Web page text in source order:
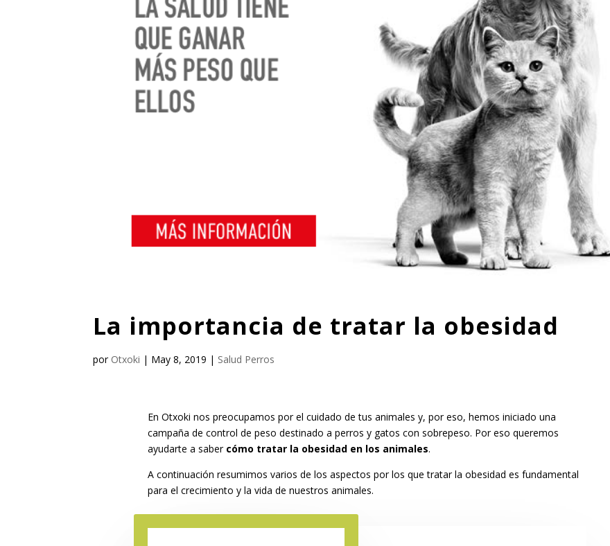
La importancia de tratar la obesidad
por Otxoki | May 8, 2019 | Salud Perros
En Otxoki nos preocupamos por el cuidado de tus animales y, por eso, hemos iniciado una
campaña de control de peso destinado a perros y gatos con sobrepeso. Por eso queremos
ayudarte a saber cómo tratar la obesidad en los animales.
A continuación resumimos varios de los aspectos por los que tratar la obesidad es fundamental
para el crecimiento y la vida de nuestros animales.